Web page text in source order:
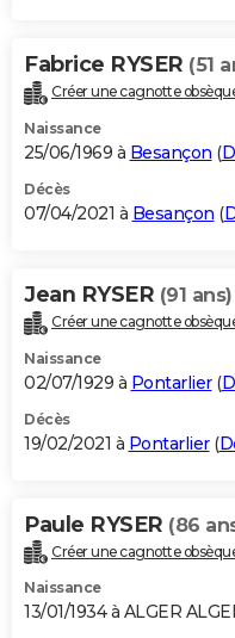
Fabrice RYSER (51
Créer une cagnotte
Naissance
25/06/1969 à Besançon (
Décès
07/04/2021 à Besançon (
Jean RYSER (91 ans)
Créer une cagnotte
Naissance
02/07/1929 à Pontarlier(
Décès
19/02/2021 à Pontarlier(
Paule RYSER (86
Créer une cagnotte
Naissance
13/01/1934 à ALGER